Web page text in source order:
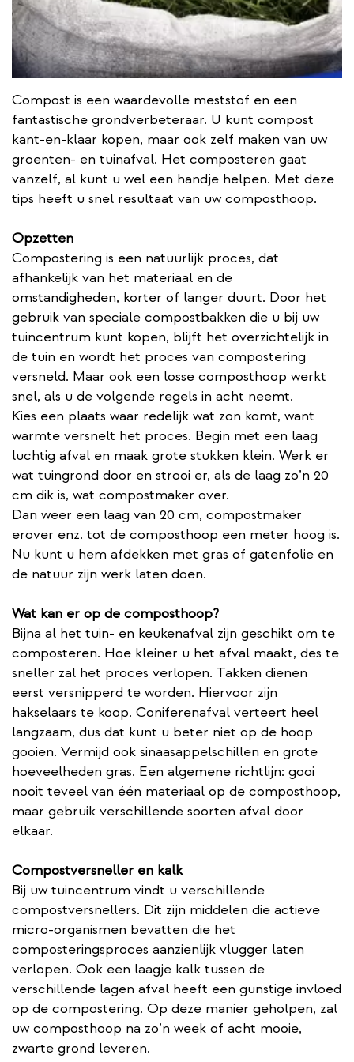
Compost is een waardevolle meststof en een
fantastische grondverbeteraar. U kunt compost
kant-en-klaar kopen, maar ook zelf maken van uw
groenten- en tuinafval. Het composteren gaat
vanzelf, al kunt u wel een handje helpen. Met deze
tips heeft u snel resultaat van uw composthoop.
Opzetten
Compostering is een natuurlijk proces, dat
afhankelijk van het materiaal en de
omstandigheden, korter of langer duurt. Door het
gebruik van speciale compostbakken die u bij uw
tuincentrum kunt kopen, blijft het overzichtelijk in
de tuin en wordt het proces van compostering
versneld. Maar ook een losse composthoop werkt
snel, als u de volgende regels in acht neemt.
Kies een plaats waar redelijk wat zon komt, want
warmte versnelt het proces. Begin met een laag
luchtig afval en maak grote stukken klein. Werk er
wat tuingrond door en strooi er, als de laag zo’n 20
cm dik is, wat compostmaker over.
Dan weer een laag van 20 cm, compostmaker
erover enz. tot de composthoop een meter hoog is.
Nu kunt u hem afdekken met gras of gatenfolie en
de natuur zijn werk laten doen.
Wat kan er op de composthoop?
Bijna al het tuin- en keukenafval zijn geschikt om te
composteren. Hoe kleiner u het afval maakt, des te
sneller zal het proces verlopen. Takken dienen
eerst versnipperd te worden. Hiervoor zijn
hakselaars te koop. Coniferenafval verteert heel
langzaam, dus dat kunt u beter niet op de hoop
gooien. Vermijd ook sinaasappelschillen en grote
hoeveelheden gras. Een algemene richtlijn: gooi
nooit teveel van één materiaal op de composthoop,
maar gebruik verschillende soorten afval door
elkaar.
Compostversneller en kalk
Bij uw tuincentrum vindt u verschillende
compostversnellers. Dit zijn middelen die actieve
micro-organismen bevatten die het
composteringsproces aanzienlijk vlugger laten
verlopen. Ook een laagje kalk tussen de
verschillende lagen afval heeft een gunstige invloed
op de compostering. Op deze manier geholpen, zal
uw composthoop na zo’n week of acht mooie,
zwarte grond leveren.